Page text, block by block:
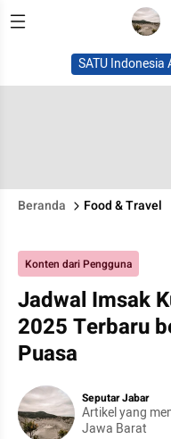
SATU Indonesia
Beranda Food & Travel
Konten dari Pengguna
Jadwal Imsak
2025 Terbaru
Puasa
Seputar Jabar
Artikel yang
Jawa Barat